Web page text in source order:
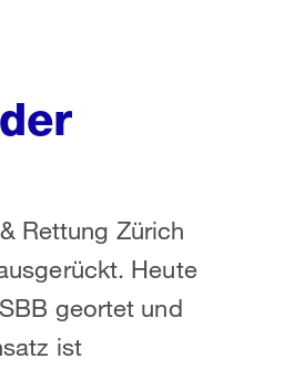
Rettung Zürich
Heute
geortet und
ist